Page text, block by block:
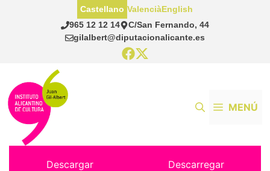
965 12 12 14
C/San Fernando, 44
gilalbert@diputacionalicante.es
Castellano ValenciàEnglish
MENÚ
Descargar
Descarregar